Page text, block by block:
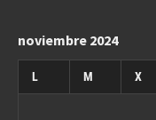
noviembre 2024
L M X